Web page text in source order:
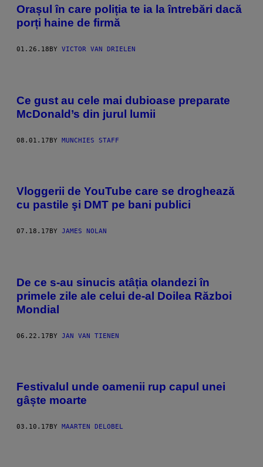
Orașul în care poliția te ia la întrebări dacă
porți haine de firmă
01.26.18BY VICTOR VAN DRIELEN
Ce gust au cele mai dubioase preparate
McDonald’s din jurul lumii
08.01.17BY MUNCHIES STAFF
Vloggerii de YouTube care se droghează
cu pastile şi DMT pe bani publici
07.18.17 BY JAMES NOLAN
De ce s-au sinucis atâția olandezi în
primele zile ale celui de-al Doilea Război
Mondial
06.22.17BY JAN VAN TIENEN
Festivalul unde oamenii rup capul unei
gâște moarte
03.10.17 BY MAARTEN DELOBEL